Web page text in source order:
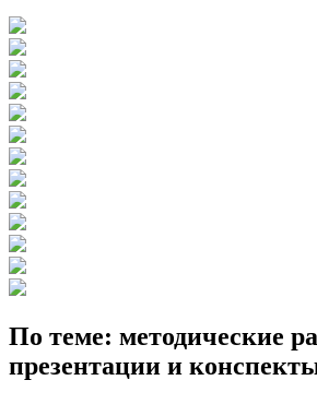
По теме: методические
презентации и